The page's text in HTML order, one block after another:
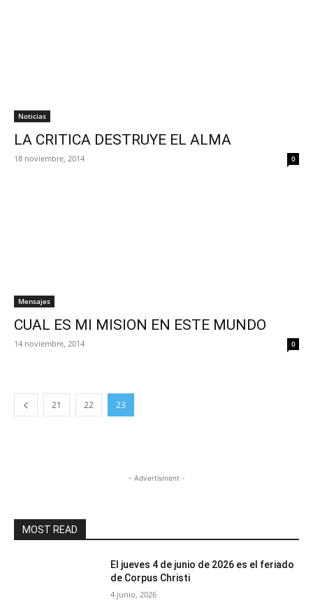
Noticias
LA CRITICA DESTRUYE EL ALMA
18 noviembre, 2014 0
Mensajes
CUAL ES MI MISION EN ESTE MUNDO
14 noviembre, 2014 0
21 22 23
- Advertisment -
MOST READ
El jueves 4 de junio de 2026 es el feriado
de Corpus Christi
4 junio, 2026